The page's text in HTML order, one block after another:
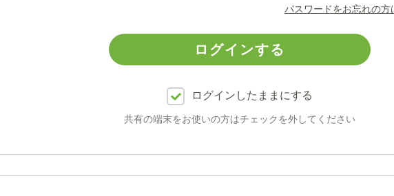
パスワードをお忘れの方
ログインしたままにする
共有の端末をお使いの方はチェックを外してください